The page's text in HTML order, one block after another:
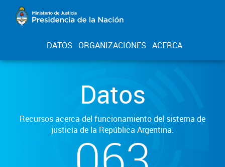
DATOS ORGANIZACIONES ACERCA
Datos
Recursos acerca del funcionamiento del sistema de
justicia de la República Argentina.